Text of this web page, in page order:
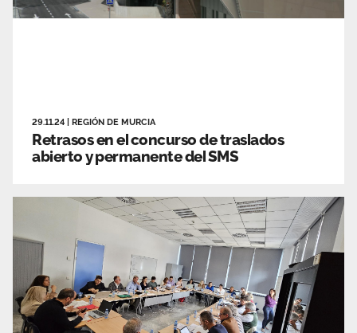
29.11.24 REGIÓN DE MURCIA
Retrasos en el concurso de traslados
abierto y permanente del SMS